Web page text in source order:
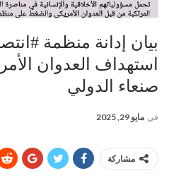
بيان إدانة منظمة
استهداف العدوان
صنعاء الدولي
في مايو 29, 2025
مشاركة